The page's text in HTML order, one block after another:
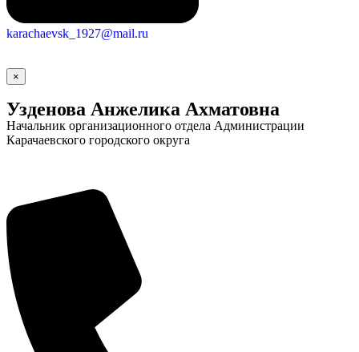
karachaevsk_1927@mail.ru
×
Узденова Анжелика Ахматовна
Начальник организационного отдела Администрации
Карачаевского городского округа